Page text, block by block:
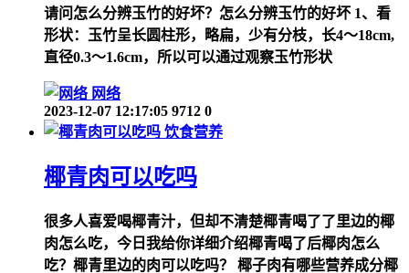
请问怎么分辨玉竹的好坏？怎么分辨玉竹的好坏 1、看
形状：玉竹呈长圆柱形，略扁，少有分枝，长4～18cm,
直径0.3～1.6cm，所以可以通过观察玉竹形状
网络
2023-12-07 12:17:05 9712 0
饮食营养
椰青肉可以吃吗
很多人喜爱喝椰青汁，但却不清楚椰青喝了了里边的椰
肉怎么吃，今日我给你详细介绍椰青喝了后椰肉怎么
吃？椰青里边的肉可以吃吗？ 椰子肉有哪些营养成分椰